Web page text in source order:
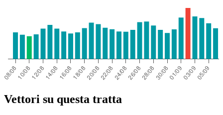
Vettori su questa tratta